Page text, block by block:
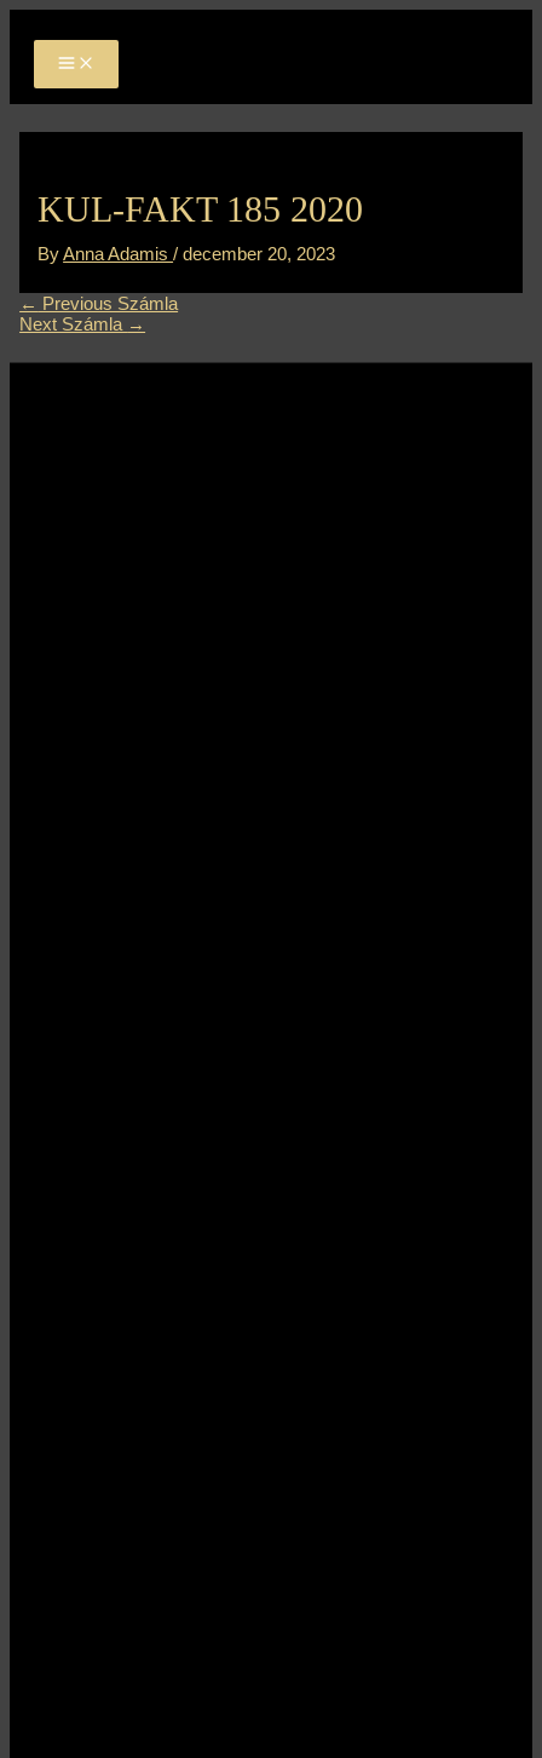
Skip
KUL-FAKT 185 2020
ByAnna Adamis/december 20, 2023
Bejegyzés
← Previous Számla
Next Számla →